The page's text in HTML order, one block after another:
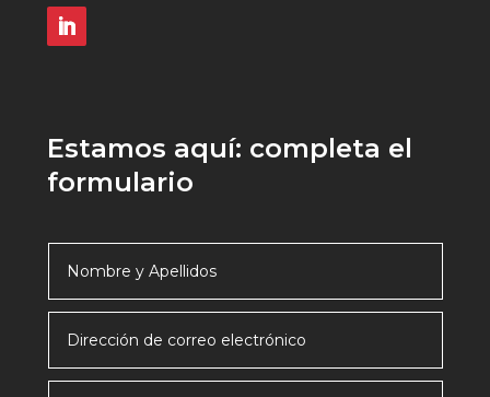
Estamos aquí: completa el
formulario